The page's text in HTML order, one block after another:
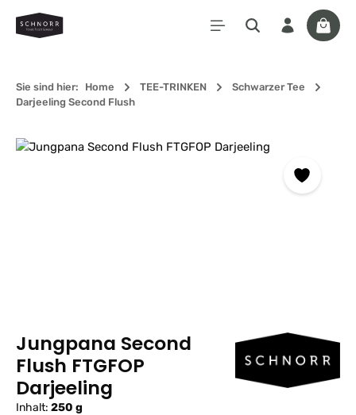
Zum Hauptinhalt springen
Sie sind hier: Home TEE-TRINKEN
Schwarzer Tee
Darjeeling Second Flush
Bildergalerie überspringen
Jungpana Second
Flush FTGFOP
Darjeeling
Inhalt: 250 g